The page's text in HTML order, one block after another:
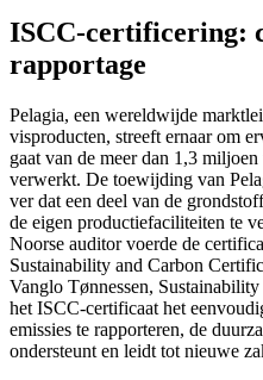
ISCC-certificering:
rapportage
Pelagia, een wereldwijde
visproducten, streeft ernaar om
gaat van de meer dan 1,3
verwerkt. De toewijding van
ver dat een deel van de
de eigen productiefaciliteiten te
Noorse auditor voerde de
Sustainability and Carbon
Vanglo Tønnessen,
het ISCC-certificaat het
emissies te rapporteren, de
ondersteunt en leidt tot nieuwe